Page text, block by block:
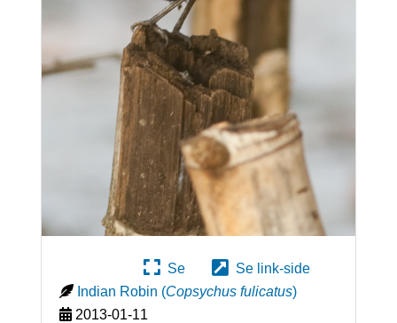
Se
Se link-side
Indian Robin (Copsychus fulicatus)
2013-01-11